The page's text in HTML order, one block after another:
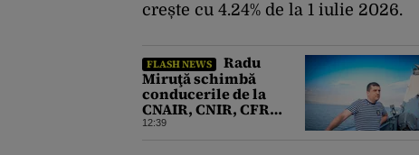
crește cu 4.24% de la 1 iulie 2026.
FLASH NEWS
Radu
Miruţă schimbă
conducerile de la
CNAIR, CNIR, CFR
Marfă şi Călători şi
12:39